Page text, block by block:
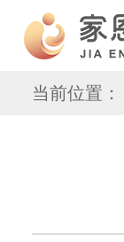
当前位置：